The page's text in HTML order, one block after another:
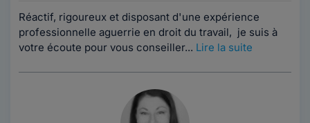
Réactif, rigoureux et disposant d'une expérience
professionnelle aguerrie en droit du travail, je suis à
votre écoute pour vous conseiller... Lire la suite